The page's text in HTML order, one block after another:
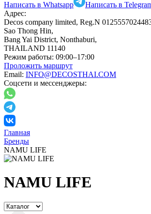
Написать в Whatsapp
Написать в
Адрес:
Decos company limited, Reg.N
Sao Thong Hin,
Bang Yai District, Nonthaburi,
THAILAND 11140
Режим работы: 09:00–17:00
Проложить маршрут
Email: INFO@DECOSTHAI.COM
Соцсети и мессенджеры:
Главная
Бренды
NAMU LIFE
NAMU LIFE